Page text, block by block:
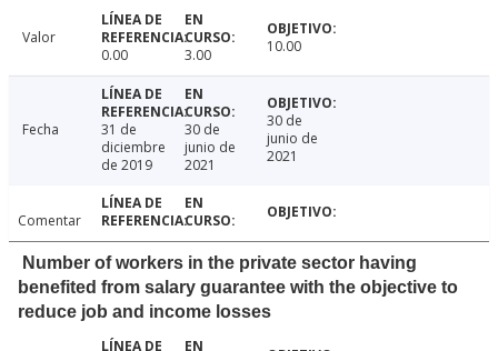
Valor
0.00
3.00 10.00
Fecha
31 de
diciembre
de 2019
30 de
junio de
2021
30 de
junio de
2021
Comentar
Number of workers in the private sector having
benefited from salary guarantee with the objective to
reduce job and income losses